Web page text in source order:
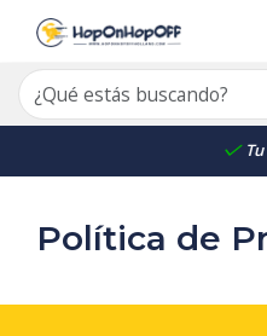
Tu
Política de